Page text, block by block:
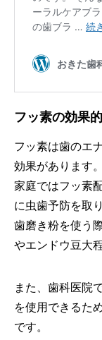
フッ素の効果
フッ素は歯のエ
効果があります。
家庭ではフッ素
に虫歯予防を取
歯磨き粉を使う
やエンドウ豆大
また、歯科医院
を使用できるた
です。